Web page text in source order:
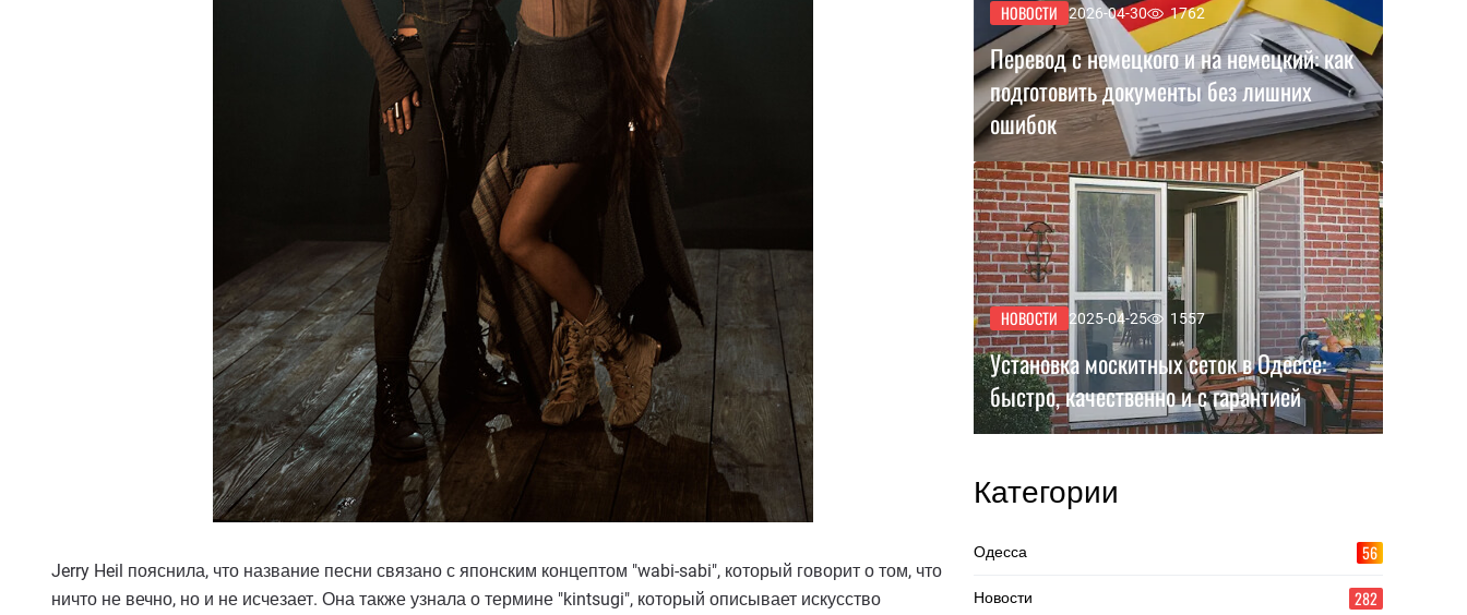
Jerry Heil пояснила, что название песни связано с японским концептом "wabi-sabi", который говорит о том, что
ничто не вечно, но и не исчезает. Она также узнала о термине "kintsugi", который описывает искусство
НОВОСТИ 2026-04-30 1762
Перевод с немецкого и на немецкий: как
подготовить документы без лишних
ошибок
НОВОСТИ 2025-04-25 1557
Установка москитных сеток в Одессе:
быстро, качественно и с гарантией
Категории
Одесса 56
Новости 282